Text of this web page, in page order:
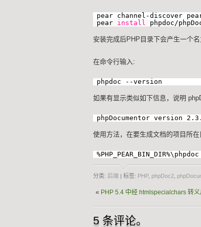
pear channel-discover
pear install phpdoc/
安装完成后PHP目录下会产生一个
在命令行输入:
phpdoc --version
如果有显示类似如下信息，说明
phpDocumentor version
使用方法，在要生成文档的项目所在
分类: 后端 | 标签: PHP, phpDoc2
« PHP 5.4 中经 htmlspecialchars 转
5 条评论。